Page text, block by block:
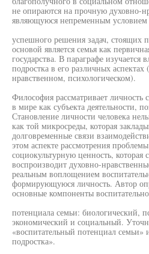
не опираются на прочную духовно-
являющуюся непременным условием
успешного решения задач, стоящих
основой является семья как
государства. В параграфе изучается
подростка в его различных
нравственном, психологическом).
Философия рассматривает личность
в мире как субъекта деятельности,
Становление личности человека
как той микросреды, которая
долговременные связи
этом аспекте рассмотрения
социокультурную ценность, которая
воспроизводит духовно-
реальным воплощением
формирующуюся личность. Автор
основные компоненты
потенциала семьи: биологический,
экономический и социальный.
«воспитательный потенциал семьи»
подростка».